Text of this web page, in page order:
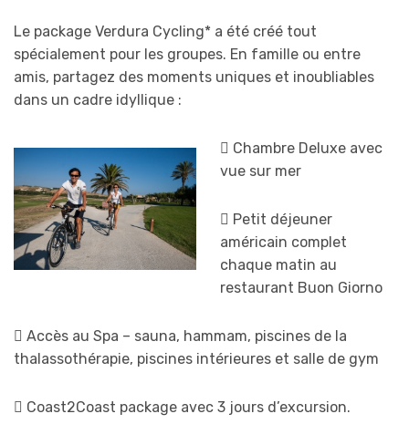
Le package Verdura Cycling* a été créé tout
spécialement pour les groupes. En famille ou entre
amis, partagez des moments uniques et inoubliables
dans un cadre idyllique :
 Chambre Deluxe avec
vue sur mer
 Petit déjeuner
américain complet
chaque matin au
restaurant Buon Giorno
 Accès au Spa – sauna, hammam, piscines de la
thalassothérapie, piscines intérieures et salle de gym
 Coast2Coast package avec 3 jours d’excursion.